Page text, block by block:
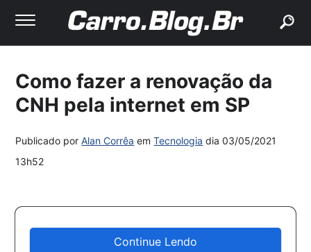
Como fazer a renovação da
CNH pela internet em SP
Publicado porAlan Corrêa emTecnologia dia03/05/2021
13h52
Continue Lendo